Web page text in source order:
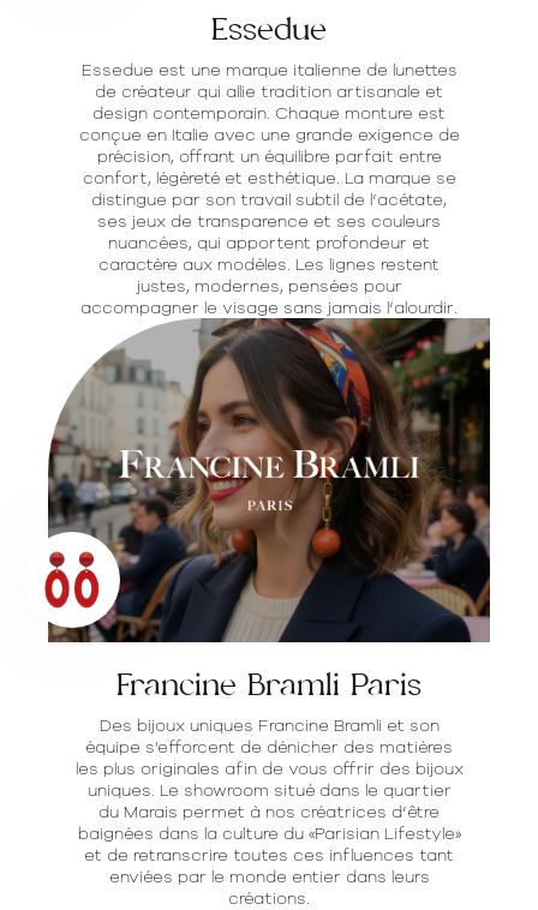
Essedue
Essedue est une marque italienne de lunettes
de créateur qui allie tradition artisanale et
design contemporain. Chaque monture est
conçue en Italie avec une grande exigence de
précision, offrant un équilibre parfait entre
confort, légèreté et esthétique. La marque se
distingue par son travail subtil de l’acétate,
ses jeux de transparence et ses couleurs
nuancées, qui apportent profondeur et
caractère aux modèles. Les lignes restent
justes, modernes, pensées pour
accompagner le visage sans jamais l’alourdir.
Francine Bramli Paris
Des bijoux uniques Francine Bramli et son
équipe s'efforcent de dénicher des matières
les plus originales afin de vous offrir des bijoux
uniques. Le showroom situé dans le quartier
du Marais permet à nos créatrices d’être
baignées dans la culture du «Parisian Lifestyle»
et de retranscrire toutes ces influences tant
enviées par le monde entier dans leurs
créations.